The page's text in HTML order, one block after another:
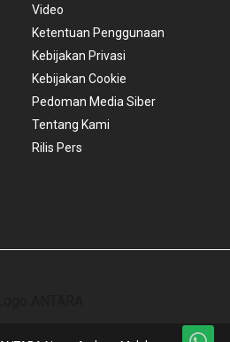
Video
Ketentuan Penggunaan
Kebijakan Privasi
Kebijakan Cookie
Pedoman Media Siber
Tentang Kami
Rilis Pers